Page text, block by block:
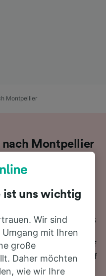
Montpellier
nach Montpellier
nach Montpellier
genau richtig!
Verbindung 6
km langen Strecke
am Tag. Sie müssen auf
mal umsteigen. Züge auf
von Renfe oder
ist uns wichtig
Wir sind
mit Ihren
große
Daher möchten
wie wir Ihre